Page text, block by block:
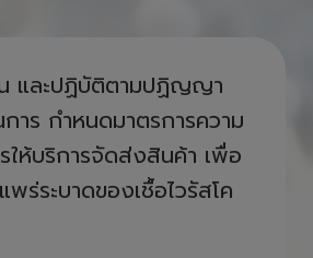
และปฏิบัติตามปฏิญญา
าร กำหนดมาตรการความ
ให้บริการจัดส่งสินค้า เพื่อ
ร่ระบาดของเชื้อไวรัสโค